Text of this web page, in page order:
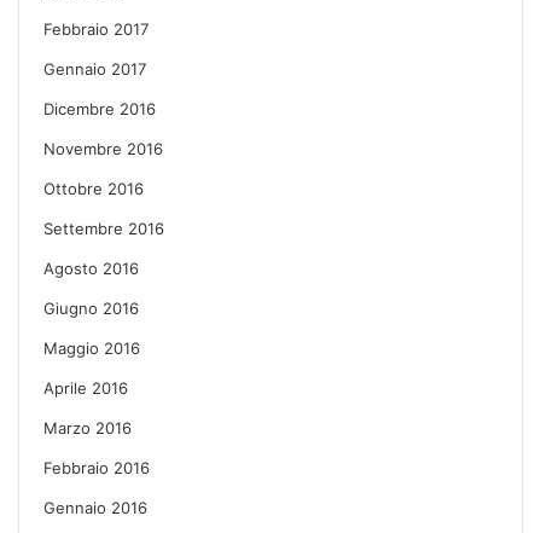
Febbraio 2017
Gennaio 2017
Dicembre 2016
Novembre 2016
Ottobre 2016
Settembre 2016
Agosto 2016
Giugno 2016
Maggio 2016
Aprile 2016
Marzo 2016
Febbraio 2016
Gennaio 2016